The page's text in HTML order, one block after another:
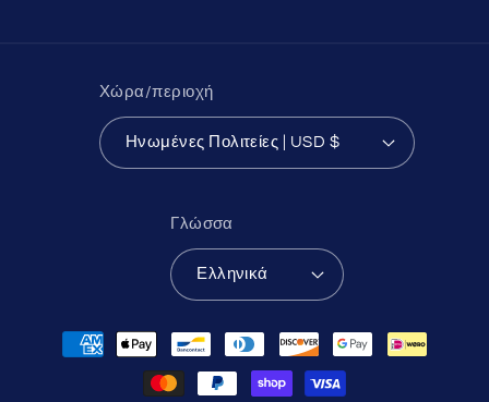
Χώρα/περιοχή
Ηνωμένες Πολιτείες | USD $
Γλώσσα
Ελληνικά
Μέθοδοι